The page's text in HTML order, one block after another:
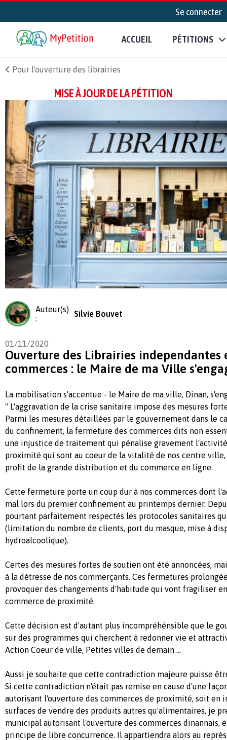
Se connecter
ACCUEIL PÉTITIONS
Pour l'ouverture des librairies
MISE À JOUR DE LA PÉTITION
Auteur(s)
:
Silvie Bouvet
01/11/2020
Ouverture des Librairies independantes
commerces : le Maire de ma Ville
La mobilisation s'accentue - le Maire de ma ville, Dinan,
" L'aggravation de la crise sanitaire impose des mesures
Parmi les mesures détaillées par le gouvernement dans le
du confinement, la fermeture des commerces dits non
une injustice de traitement qui pénalise gravement
proximité qui sont au coeur de la vitalité de nos centre ville,
profit de la grande distribution et du commerce en ligne.
Cette fermeture porte un coup dur à nos commerces dont
mal lors du premier confinement au printemps dernier.
pourtant parfaitement respectés les protocoles sanitaires
(limitation du nombre de clients, port du masque, mise à
hydroalcoolique).
Certes des mesures fortes de soutien ont été annoncées,
à la détresse de nos commerçants. Ces fermetures
provoquer des changements d'habitude qui vont fragiliser
commerce de proximité.
Cette décision est d'autant plus incompréhénsible que le
sur des programmes qui cherchent à redonner vie et
Action Coeur de ville, Petites villes de demain ...
Aussi je souhaite que cette contradiction majeure puisse
Si cette contradiction n'était pas remise en cause d'une
autorisant l'ouverture des commerces de proximité, soit en
surfaces de vendre des produits autres qu'alimentaires, je
municipal autorisant l'ouverture des commerces dinannais,
principe de libre concurrence. Il appartiendra alors au